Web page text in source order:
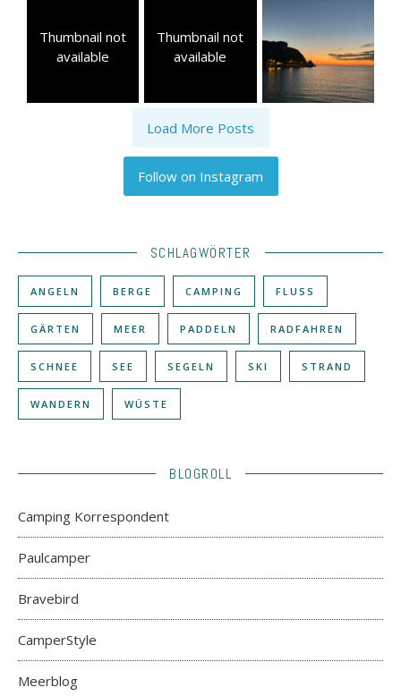
Thumbnail not
available
Thumbnail not
available
Load More Posts
Follow on Instagram
SCHLAGWÖRTER
ANGELN BERGE CAMPING FLUSS
GÄRTEN MEER PADDELN RADFAHREN
SCHNEE SEE SEGELN SKI STRAND
WANDERN WÜSTE
BLOGROLL
Camping Korrespondent
Paulcamper
Bravebird
CamperStyle
Meerblog